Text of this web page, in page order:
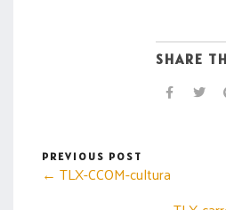
SHARE
PREVIOUS POST
← TLX-CCOM-cultura